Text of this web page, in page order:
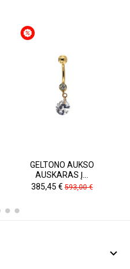
GELTONO AUKSO
AUSKARAS Į...
Kaina
385,45 €Pradinė
593,00 €
